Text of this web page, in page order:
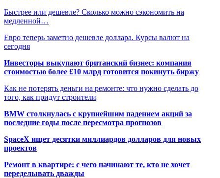
Быстрее или дешевле? Сколько можно сэкономить на
медленной…
Евро теперь заметно дешевле доллара. Курсы валют на
сегодня
Инвесторы выкупают британский бизнес: компания
стоимостью более £10 млрд готовится покинуть биржу
Как не потерять деньги на ремонте: что нужно сделать до
того, как придут строители
BMW столкнулась с крупнейшим падением акций за
последние годы после пересмотра прогнозов
SpaceX ищет десятки миллиардов долларов для новых
проектов
Ремонт в квартире: с чего начинают те, кто не хочет
переделывать дважды